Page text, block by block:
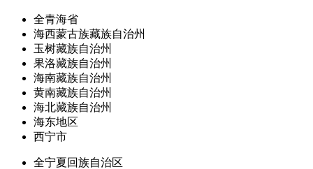
全青海省
海西蒙古族藏族自治州
玉树藏族自治州
果洛藏族自治州
海南藏族自治州
黄南藏族自治州
海北藏族自治州
海东地区
西宁市
全宁夏回族自治区